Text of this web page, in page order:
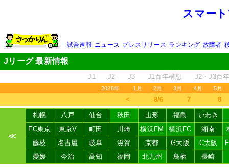
スマー
試合速報 ニュース プレスリリース ランキング 故障者
Jリーグ 最新情報
J1 J2 J3 J1百年構想 J2・J3百
2026年 1月 2月 3月 4月 5月
＜ 8/6 7 8
≪
札幌 八戸 仙台 秋田 山形 福島
いわき
FC東京
東京V 町田 川崎 横浜FM 横浜FC 湘南
藤枝
名古屋 岐阜 滋賀 京都 G大阪 C大阪
愛媛
今治 高知 福岡 北九州 鳥栖 長崎